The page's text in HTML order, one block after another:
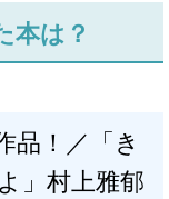
本は？
品！／「き
」村上雅郁